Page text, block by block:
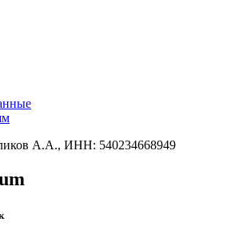
А.А., ИНН: 540234668949